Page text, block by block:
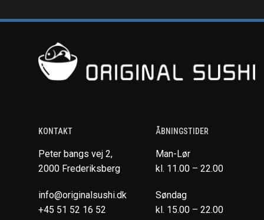
KONTAKT
Peter bangs vej 2,
2000 Frederiksberg
info@originalsushi.dk
+45 51 52 16 52
ÅBNINGSTIDER
Man-Lør
kl. 11.00 – 22.00
Søndag
kl. 15.00 – 22.00